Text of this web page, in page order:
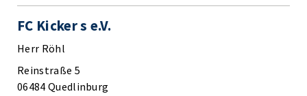
FC Kicker s e.V.
Herr Röhl
Reinstraße 5
06484 Quedlinburg